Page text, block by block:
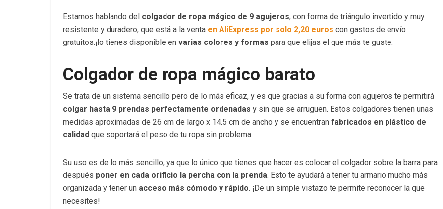
Estamos hablando del colgador de ropa mágico de 9 agujeros, con forma de triángulo invertido y muy
resistente y duradero, que está a la venta en AliExpress por solo 2,20 euros con gastos de envío
gratuitos.¡lo tienes disponible en varias colores y formas para que elijas el que más te guste.
Colgador de ropa mágico barato
Se trata de un sistema sencillo pero de lo más eficaz, y es que gracias a su forma con agujeros te permitirá
colgar hasta 9 prendas perfectamente ordenadas y sin que se arruguen. Estos colgadores tienen unas
medidas aproximadas de 26 cm de largo x 14,5 cm de ancho y se encuentran fabricados en plástico de
calidad que soportará el peso de tu ropa sin problema.
Su uso es de lo más sencillo, ya que lo único que tienes que hacer es colocar el colgador sobre la barra para
después poner en cada orificio la percha con la prenda. Esto te ayudará a tener tu armario mucho más
organizada y tener un acceso más cómodo y rápido. ¡De un simple vistazo te permite reconocer la que
necesites!